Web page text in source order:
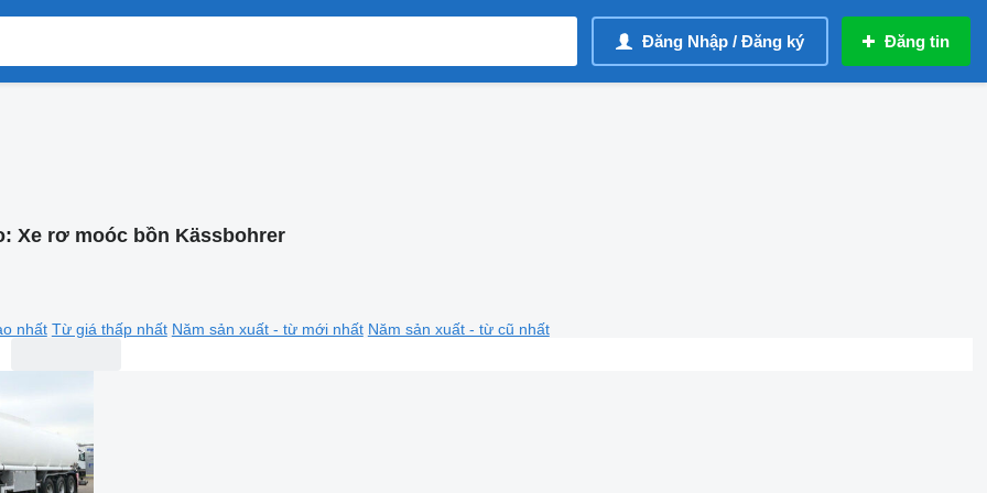
Đăng Nhập / Đăng ký Đăng tin
Xe rơ moóc bồn Kässbohrer
nhất Từ giá thấp nhất Năm sản xuất - từ mới nhất Năm sản xuất - từ cũ nhất